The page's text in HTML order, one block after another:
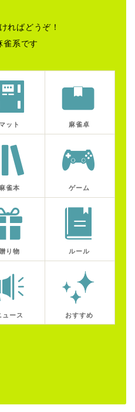
ればどうぞ！
系です
ット 麻雀卓
麻雀本 ゲーム
り物 ルール
ュース おすすめ